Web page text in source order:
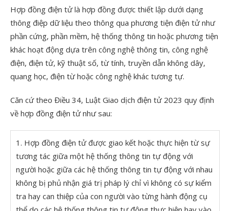
Hợp đồng điện tử là hợp đồng được thiết lập dưới dạng
thông điệp dữ liệu theo thông qua phương tiện điện tử như
phần cứng, phần mềm, hệ thống thông tin hoặc phương tiện
khác hoạt động dựa trên công nghệ thông tin, công nghệ
điện, điện tử, kỹ thuật số, từ tính, truyền dẫn không dây,
quang học, điện từ hoặc công nghệ khác tương tự.
Căn cứ theo Điều 34, Luật Giao dịch điện tử 2023 quy định
về hợp đồng điện tử như sau:
1. Hợp đồng điện tử được giao kết hoặc thực hiện từ sự
tương tác giữa một hệ thống thông tin tự động với
người hoặc giữa các hệ thống thông tin tự động với nhau
không bị phủ nhận giá trị pháp lý chỉ vì không có sự kiểm
tra hay can thiệp của con người vào từng hành động cụ